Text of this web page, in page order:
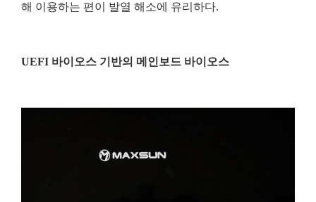
해 이용하는 편이 발열 해소에 유리하다.
UEFI 바이오스 기반의 메인보드 바이오스